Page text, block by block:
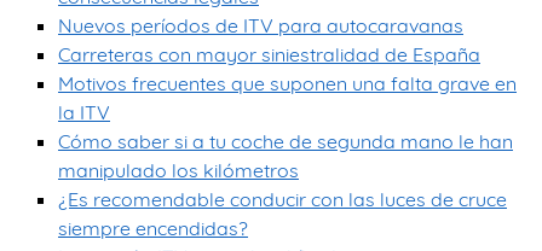
Nuevos períodos de ITV para autocaravanas
Carreteras con mayor siniestralidad de España
Motivos frecuentes que suponen una falta grave en
la ITV
Cómo saber si a tu coche de segunda mano le han
manipulado los kilómetros
¿Es recomendable conducir con las luces de cruce
siempre encendidas?